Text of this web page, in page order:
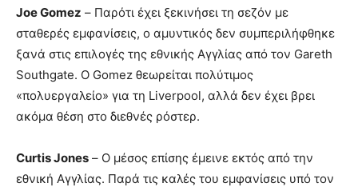
Joe Gomez – Παρότι έχει ξεκινήσει τη σεζόν με
σταθερές εμφανίσεις, ο αμυντικός δεν συμπεριλήφθηκε
ξανά στις επιλογές της εθνικής Αγγλίας από τον Gareth
Southgate. Ο Gomez θεωρείται πολύτιμος
«πολυεργαλείο» για τη Liverpool, αλλά δεν έχει βρει
ακόμα θέση στο διεθνές ρόστερ.
Curtis Jones – Ο μέσος επίσης έμεινε εκτός από την
εθνική Αγγλίας. Παρά τις καλές του εμφανίσεις υπό τον